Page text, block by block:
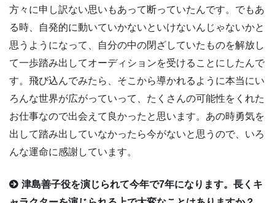
方々に申し訳ない思いもあって断っていたんです。でもあ
る時、自発的に動いていかないといけないんじゃないかと
思うようになって、自分の中の閉ざしていたものを解放し
て一歩踏み出してオーディションを受けることにしたんで
す。飛び込んでみたら、そこから導かれるように本当にい
ろんな世界が広がっていって、たくさんの可能性をくれた
お仕事なので出会えて良かったと思います。あの時勇気を
出して踏み出していなかったら今がないと思うので、いろ
んな運命に感謝しています。
津島善子役を演じられて今年で7年になります。長くキ